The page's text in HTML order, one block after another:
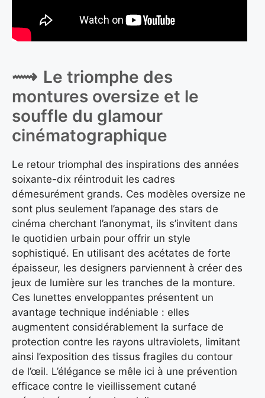
Le triomphe des
montures oversize et le
souffle du glamour
cinématographique
Le retour triomphal des inspirations des années
soixante-dix réintroduit les cadres
démesurément grands. Ces modèles oversize ne
sont plus seulement l’apanage des stars de
cinéma cherchant l’anonymat, ils s’invitent dans
le quotidien urbain pour offrir un style
sophistiqué. En utilisant des acétates de forte
épaisseur, les designers parviennent à créer des
jeux de lumière sur les tranches de la monture.
Ces lunettes enveloppantes présentent un
avantage technique indéniable : elles
augmentent considérablement la surface de
protection contre les rayons ultraviolets, limitant
ainsi l’exposition des tissus fragiles du contour
de l’œil. L’élégance se mêle ici à une prévention
efficace contre le vieillissement cutané